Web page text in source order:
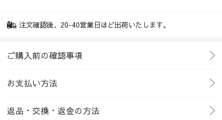
注文確認後、20-40営業日ほど出荷いたします。
ご購入前の確認事項
お支払い方法
返品・交換・返金の方法